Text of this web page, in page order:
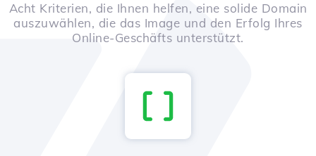
Acht Kriterien, die Ihnen helfen, eine solide Domain
auszuwählen, die das Image und den Erfolg Ihres
Online-Geschäfts unterstützt.